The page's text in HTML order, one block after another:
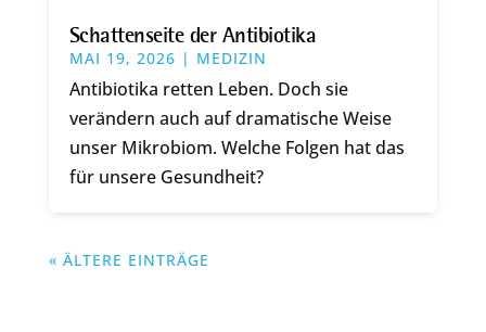
Schattenseite der Antibiotika
MAI 19, 2026 | MEDIZIN
Antibiotika retten Leben. Doch sie
verändern auch auf dramatische Weise
unser Mikrobiom. Welche Folgen hat das
für unsere Gesundheit?
« ÄLTERE EINTRÄGE